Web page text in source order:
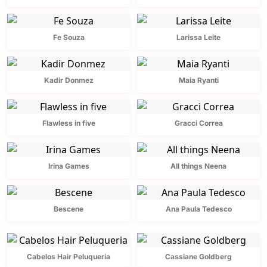
Fe Souza Larissa Leite
Kadir Donmez Maia Ryanti
Flawless in five Gracci Correa
Irina Games All things Neena
Bescene Ana Paula Tedesco
Cabelos Hair Peluqueria Cassiane Goldberg